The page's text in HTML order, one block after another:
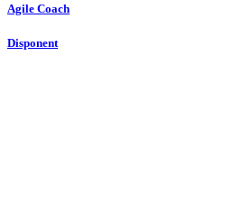
Agile Coach
Disponent